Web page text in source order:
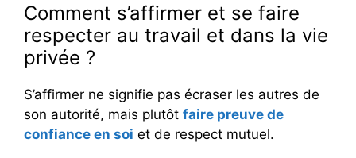
Comment s’affirmer et se faire
respecter au travail et dans la vie
privée ?
S’affirmer ne signifie pas écraser les autres de
son autorité, mais plutôt faire preuve de
confiance en soi et de respect mutuel.